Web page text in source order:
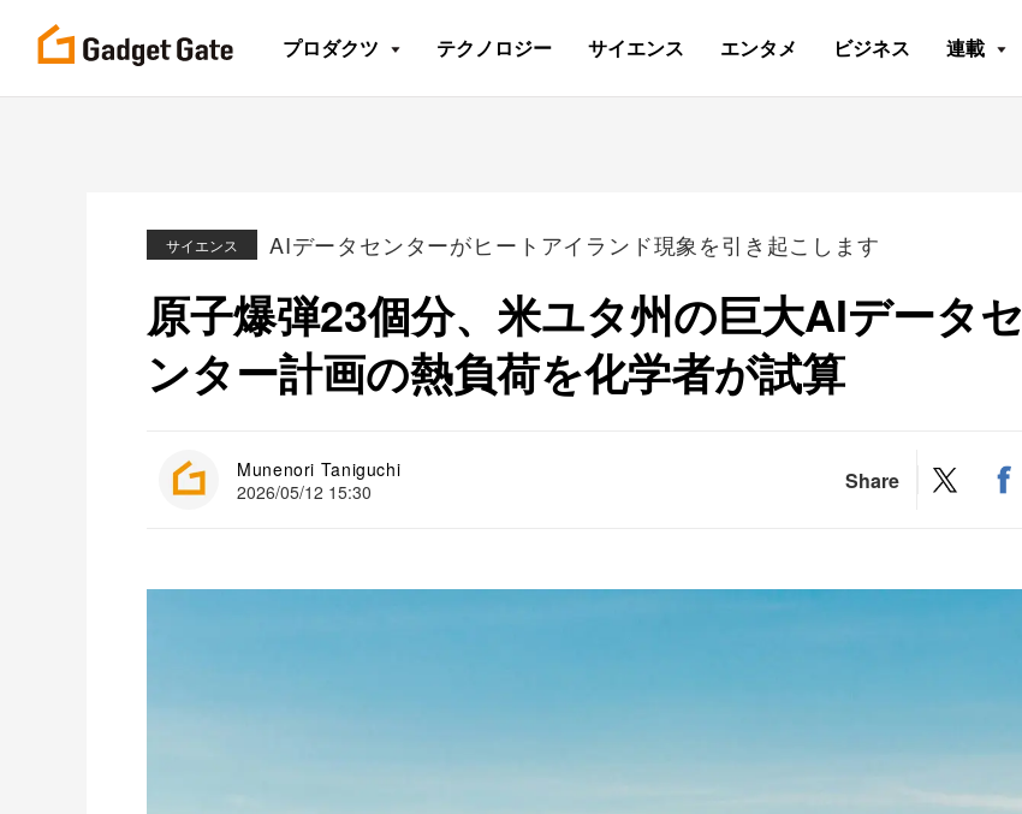
プロダクツ テクノロジー サイエンス エンタメ ビジネス 連載
サイエンス AIデータセンターがヒートアイランド現象を引き起こします
原子爆弾23個分、米ユタ州の巨大AIデータセ
ンター計画の熱負荷を化学者が試算
Munenori Taniguchi
2026/05/12 15:30
Share